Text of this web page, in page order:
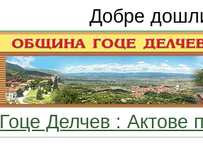
Добре
Гоце Делчев : Актове